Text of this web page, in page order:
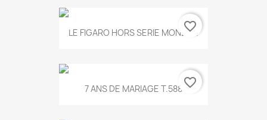
LE FIGARO HORS SERIE MONET...
favorite_border
7 ANS DE MARIAGE T.588 favorite_border